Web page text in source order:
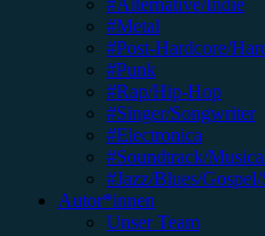
#Alternative/Indie
#Metal
#Post-Hardcore/
#Punk
#Rap/Hip-Hop
#Singer/Songwriter
#Electronica
#Soundtrack/
#Jazz/Blues/
Autor*innen
Unser Team